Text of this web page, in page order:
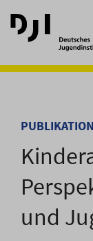
Direkt
zum
Hauptinhalt
Direkt
zum
Hauptmenü
und